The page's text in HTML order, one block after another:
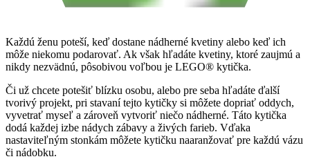
Každú ženu poteší, keď dostane nádherné kvetiny alebo keď ich
môže niekomu podarovať. Ak však hľadáte kvetiny, ktoré zaujmú a
nikdy nezvädnú, pôsobivou voľbou je LEGO® kytička.
Či už chcete potešiť blízku osobu, alebo pre seba hľadáte ďalší
tvorivý projekt, pri stavaní tejto kytičky si môžete dopriať oddych,
vyvetrať myseľ a zároveň vytvoriť niečo nádherné. Táto kytička
dodá každej izbe nádych zábavy a živých farieb. Vďaka
nastaviteľným stonkám môžete kytičku naaranžovať pre každú vázu
či nádobku.